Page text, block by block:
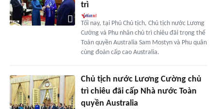
trì
Tối nay, tại Phủ Chủ tịch, Chủ tịch nước Lương
Cường và Phu nhân chủ trì chiêu đãi trọng thể
Toàn quyền Australia Sam Mostyn và Phu quân
cùng đoàn cấp cao Australia.
Chủ tịch nước Lương Cường chủ
trì chiêu đãi cấp Nhà nước Toàn
quyền Australia